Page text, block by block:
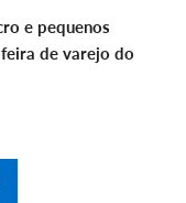
e pequenos
de varejo do